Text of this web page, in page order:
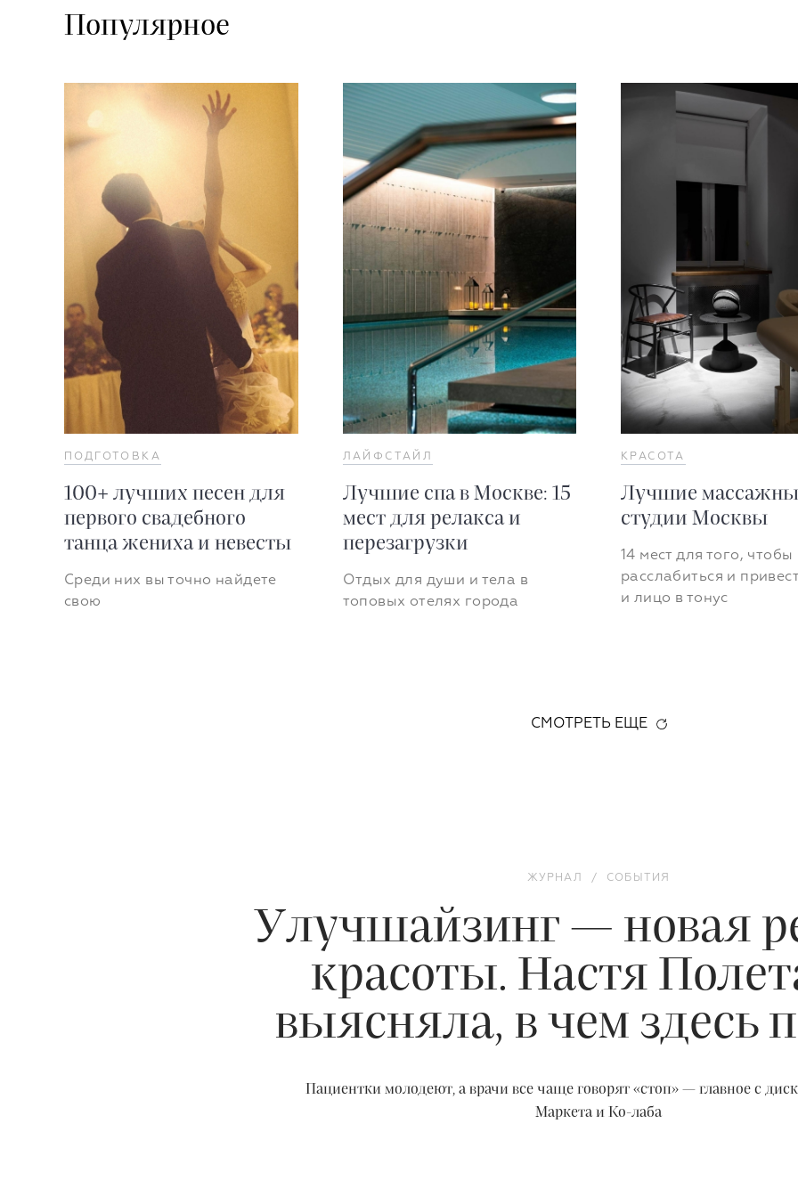
Популярное
ПОДГОТОВКА
100+ лучших песен для
первого свадебного
танца жениха и невесты
Среди них вы точно найдете
свою
ЛАЙФСТАЙЛ
Лучшие спа в Москве: 15
мест для релакса и
перезагрузки
Отдых для души и тела в
топовых отелях города
КРАСОТА
Лучшие
студии Москвы
14 мест для того, чтобы
расслабиться и
и лицо в тонус
СМОТРЕТЬ ЕЩЕ
ЖУРНАЛ / СОБЫТИЯ
Улучшайзинг — новая
красоты. Настя
выясняла, в чем здесь
Пациентки молодеют, а врачи все чаще говорят «стоп» — главное с
Маркета и Ко-лаба